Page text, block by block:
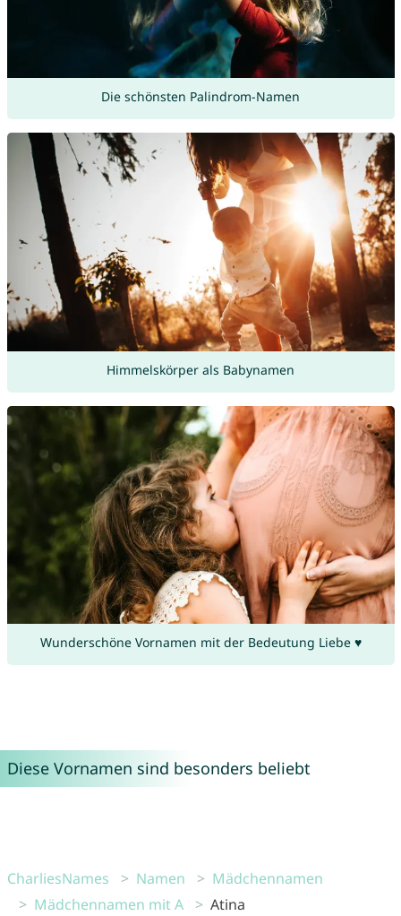
Die schönsten Palindrom-Namen
Himmelskörper als Babynamen
Wunderschöne Vornamen mit der Bedeutung Liebe ♥
Diese Vornamen sind besonders beliebt
CharliesNames Namen
Mädchennamen
Mädchennamen mit A
Atina